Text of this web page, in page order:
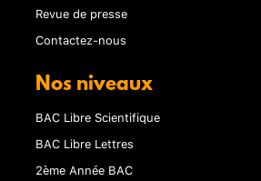
Revue de presse
Contactez-nous
Nos niveaux
BAC Libre Scientifique
BAC Libre Lettres
2ème Année BAC